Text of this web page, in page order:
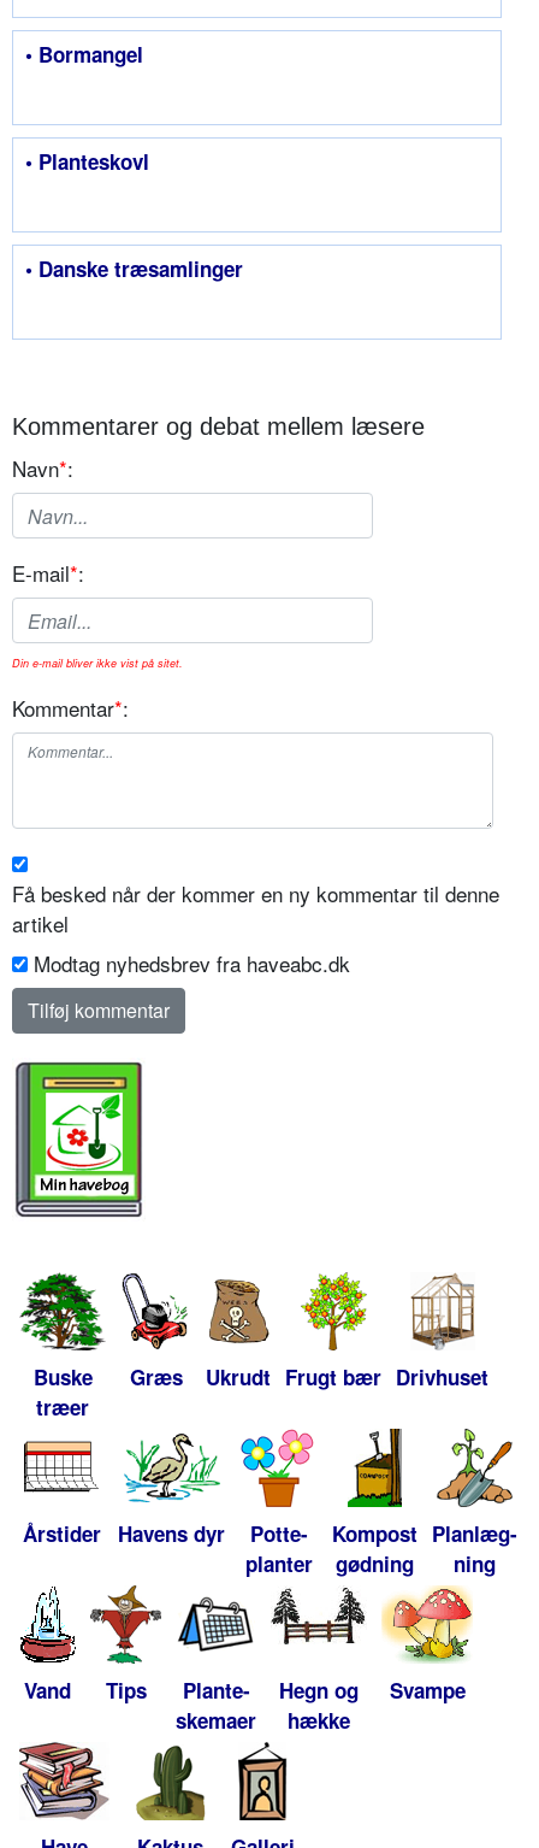
• Bormangel
• Planteskovl
• Danske træsamlinger
Kommentarer og debat mellem læsere
Navn*:
E-mail*:
Din e-mail bliver ikke vist på sitet.
Kommentar*:
Få besked når der kommer en ny kommentar til denne
artikel
Modtag nyhedsbrev fra haveabc.dk
Buske
træer
Græs Ukrudt Frugt bær Drivhuset
Årstider Havens dyr
Potte-
planter
Kompost
gødning
Planlæg-
ning
Vand Tips
Plante-
skemaer
Hegn og
hække
Svampe